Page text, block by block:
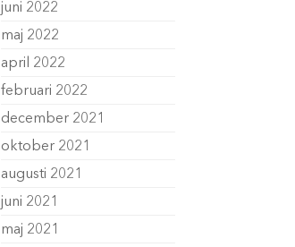
juni 2022
maj 2022
april 2022
februari 2022
december 2021
oktober 2021
augusti 2021
juni 2021
maj 2021